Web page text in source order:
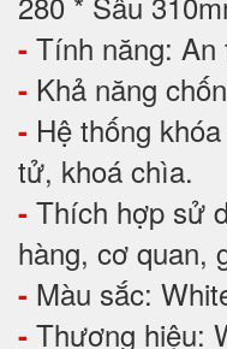
- Tính năng: An
- Khả năng
- Hệ thống
tử, khoá chìa.
- Thích hợp sử
hàng, cơ quan,
- Màu sắc:
- Thương hiệu: